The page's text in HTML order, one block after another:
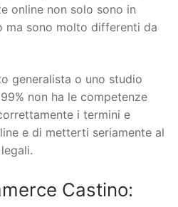
online non solo sono in
ma sono molto differenti da
generalista o uno studio
non ha le competenze
i termini e
e di metterti seriamente al
Castino: